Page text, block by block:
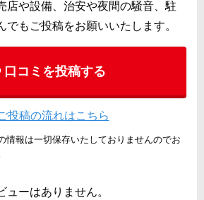
店や設備、治安や夜間の騒音、駐
でもご投稿をお願いいたします。
口コミを投稿する
投稿の流れはこちら
情報は一切保存いたしておりませんのでお
ーはありません。